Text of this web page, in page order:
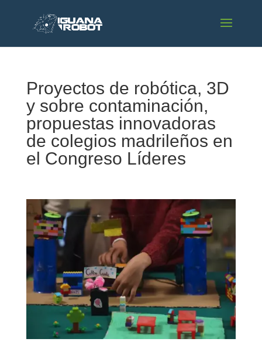
Proyectos de robótica, 3D
y sobre contaminación,
propuestas innovadoras
de colegios madrileños en
el Congreso Líderes